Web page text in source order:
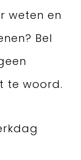
weten en
Bel
te woord.